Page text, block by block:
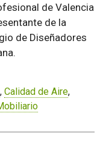
de Valencia
de la
de Diseñadores
, Calidad de Aire,